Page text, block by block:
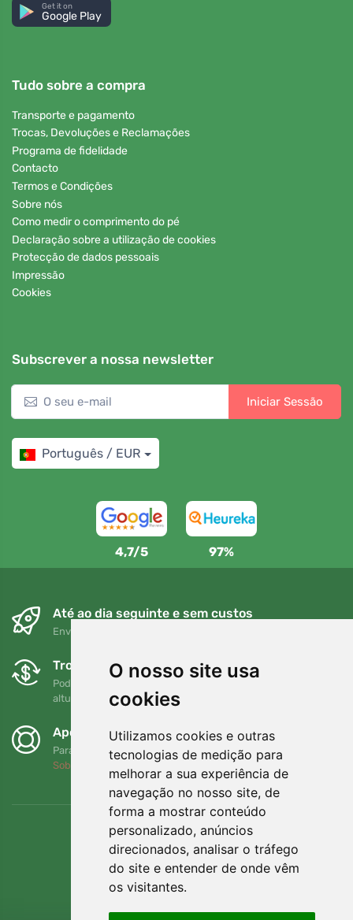
O nosso site usa
cookies
Utilizamos cookies e outras
tecnologias de medição para
melhorar a sua experiência de
navegação no nosso site, de
forma a mostrar conteúdo
personalizado, anúncios
direcionados, analisar o tráfego
do site e entender de onde vêm
os visitantes.
Get it on
Google Play
Tudo sobre a compra
Transporte e pagamento
Trocas, Devoluções e Reclamações
Programa de fidelidade
Contacto
Termos e Condições
Sobre nós
Como medir o comprimento do pé
Declaração sobre a utilização de cookies
Protecção de dados pessoais
Impressão
Cookies
Subscrever a nossa newsletter
Iniciar Sessão
Português / EUR
4,7/5 97%
Até ao dia seguinte e sem custos
Envio gratuito para encomendas superiores a 80 EUR
Trocas e devoluções gratuitas
Pode devolver ou trocar a sua encomenda em qualquer
altura no prazo de 90 dias
Apoiamos a Trees.org
Para cada encomenda plantamos uma árvore! Leia mais
Sobre nós